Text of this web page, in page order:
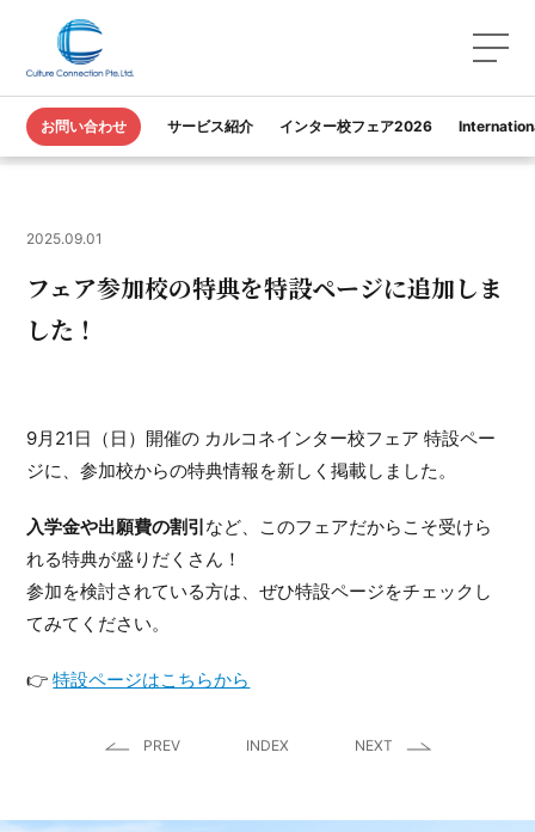
お問い合わせ サービス紹介 インター校フェア2026
TOP
お知らせ
フェア参加校の特典を特設ページに追加しました！
2025.09.01
フェア参加校の特典を特設ページに追加しま
した！
9月21日（日）開催の カルコネインター校フェア 特設ペー
ジに、参加校からの特典情報を新しく掲載しました。
入学金や出願費の割引など、このフェアだからこそ受けら
れる特典が盛りだくさん！
参加を検討されている方は、ぜひ特設ページをチェックし
てみてください。
👉特設ページはこちらから
PREV INDEX NEXT